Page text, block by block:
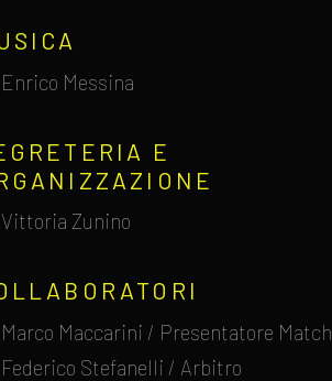
Enrico Messina
E
Vittoria Zunino
Marco Maccarini / Presentatore Match
Federico Stefanelli / Arbitro